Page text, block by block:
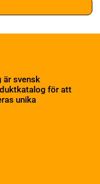
är svensk
för att
unika